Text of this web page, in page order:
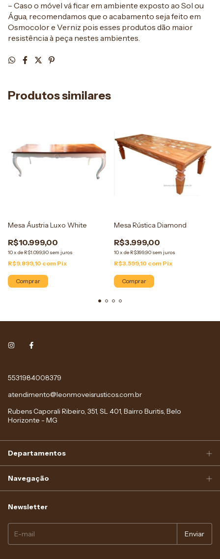
– Caso o móvel vá ficar em ambiente exposto ao Sol ou
Água, recomendamos que o acabamento seja feito em
Osmocolor e Verniz pois esses produtos dão maior
resistência à peça nestes ambientes.
Produtos similares
Mesa Áustria Luxo White
R$10.999,00
10x de R$1.099,90 sem juros
R$9.899,10 com Pix
Comprar
Mesa Rústica Diamond
R$3.999,00
10x de R$399,90 sem juros
R$3.599,10 com Pix
Comprar
5531984008379
atendimento@leonmoveisrusticos.com.br
Rubens Caporali Ribeiro, 351, SL 401, Bairro Buritis, Belo
Horizonte - MG
Departamentos
Navegação
Newsletter